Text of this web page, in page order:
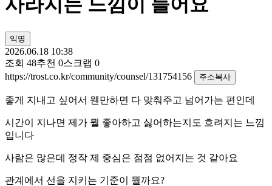
익명
2026.06.18 10:38
조회 48추천 0스크랩 0
https://trost.co.kr/community/counsel/131754156
주소복사
좋게 지내고 싶어서 웬만하면 다 맞춰주고 넘어가는 편인데
시간이 지나면 제가 뭘 좋아하고 싫어하는지도 흐려지는 느낌
입니다
사람은 많은데 정작 제 중심은 점점 없어지는 것 같아요
관계에서 선을 지키는 기준이 뭘까요?